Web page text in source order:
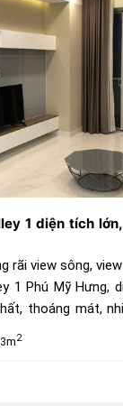
1 diện tích
rãi view sông,
1 Phú Mỹ Hưng,
thoáng mát,
hơi riêng tại
rộng rãi có mái
2